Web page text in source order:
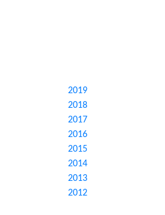
2019
2018
2017
2016
2015
2014
2013
2012